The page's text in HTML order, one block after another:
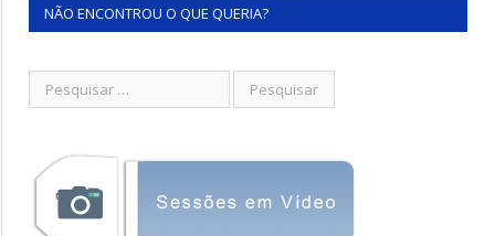
NÃO ENCONTROU O QUE QUERIA?